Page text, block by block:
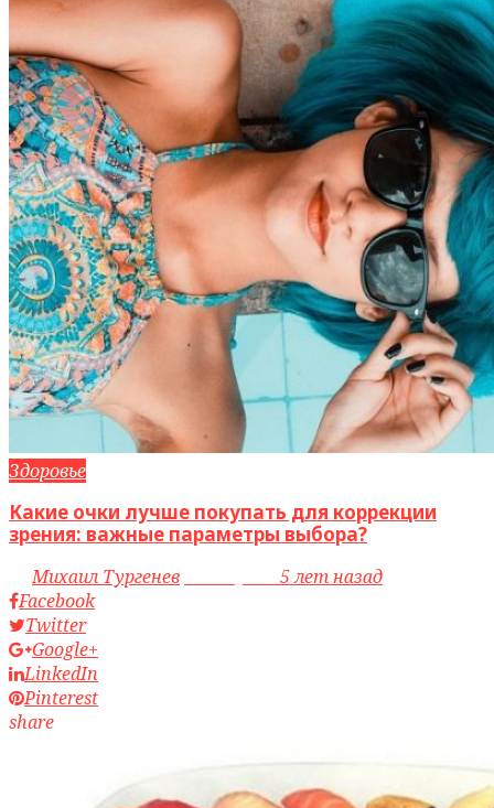
Здоровье
Какие очки лучше покупать для коррекции
зрения: важные параметры выбора?
byМихаил Тургенев
5 лет назад
Facebook
Twitter
Google+
LinkedIn
Pinterest
share